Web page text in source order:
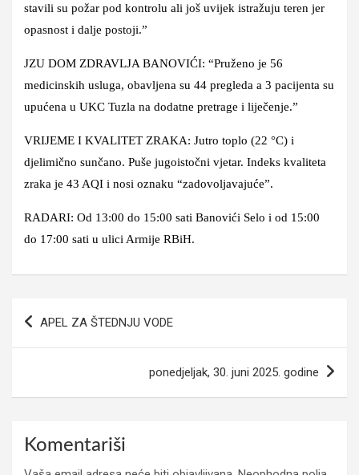
stavili su požar pod kontrolu ali još uvijek istražuju teren jer
opasnost i dalje postoji.”
JZU DOM ZDRAVLJA BANOVIĆI: “Pruženo je 56
medicinskih usluga, obavljena su 44 pregleda a 3 pacijenta su
upućena u UKC Tuzla na dodatne pretrage i liječenje.”
VRIJEME I KVALITET ZRAKA: Jutro toplo (22 °C) i
djelimično sunčano. Puše jugoistočni vjetar. Indeks kvaliteta
zraka je 43 AQI i nosi oznaku “zadovoljavajuće”.
RADARI: Od 13:00 do 15:00 sati Banovići Selo i od 15:00
do 17:00 sati u ulici Armije RBiH.
APEL ZA ŠTEDNJU VODE
ponedjeljak, 30. juni 2025. godine
Komentariši